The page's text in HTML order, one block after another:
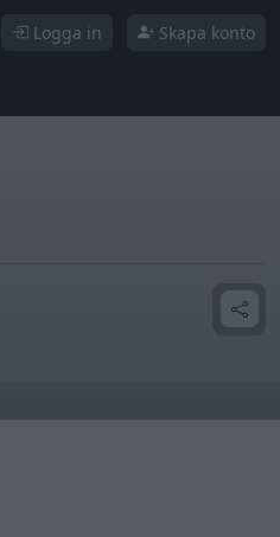
Logga in Skapa konto